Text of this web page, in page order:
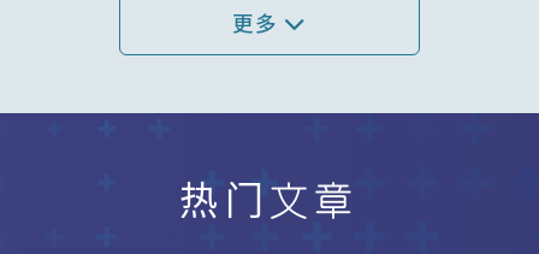
更多
热门文章